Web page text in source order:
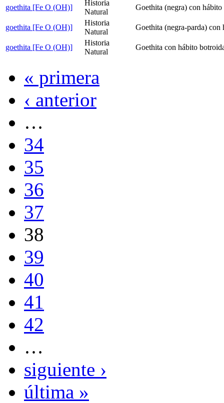
goethita [Fe O (OH)]
Historia
Natural
Goethita (negra) con
goethita [Fe O (OH)]
Historia
Natural
Goethita (negra-parda) con
goethita [Fe O (OH)]
Historia
Natural
Goethita con hábito
« primera
‹ anterior
…
34
35
36
37
38
39
40
41
42
…
siguiente ›
última »